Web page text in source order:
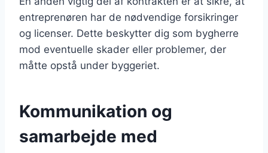
entreprenøren har de nødvendige forsikringer
og licenser. Dette beskytter dig som bygherre
mod eventuelle skader eller problemer, der
måtte opstå under byggeriet.
Kommunikation og
samarbejde med